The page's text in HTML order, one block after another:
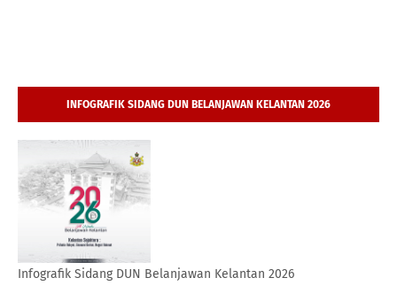
INFOGRAFIK SIDANG DUN BELANJAWAN KELANTAN 2026
Infografik Sidang DUN Belanjawan Kelantan 2026